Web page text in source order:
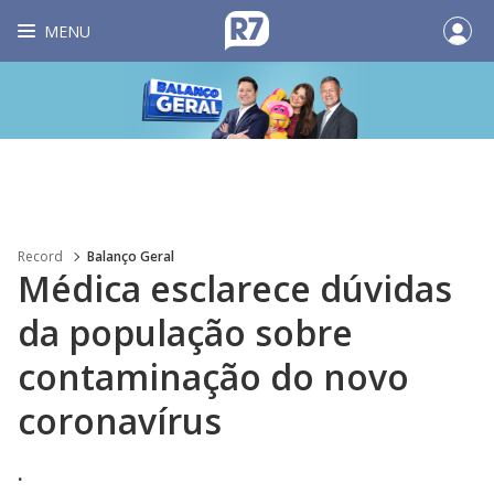
MENU
Record Balanço Geral
Médica esclarece dúvidas
da população sobre
contaminação do novo
coronavírus
.